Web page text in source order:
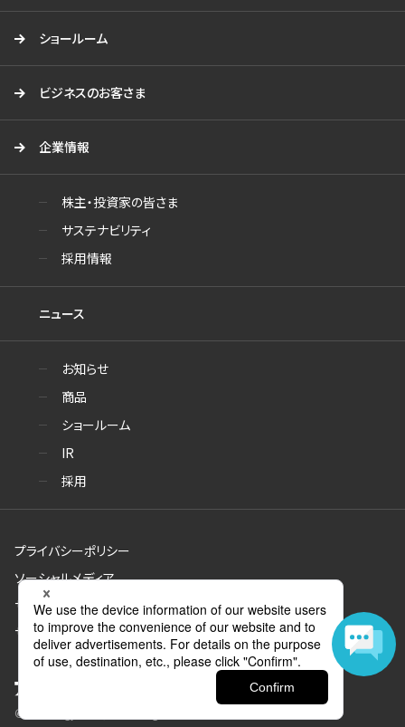
ショールーム
ビジネスのお客さま
企業情報
株主・投資家の皆さま
サステナビリティ
採用情報
ニュース
お知らせ
商品
ショールーム
IR
採用
プライバシーポリシー
ソーシャルメディア
サイトのご利用について
サイトマップ
© Aica Kogyo Co., Ltd. all rights reserved.